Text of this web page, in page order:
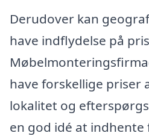
Derudover kan
have indflydelse på
have forskellige priser
lokalitet og
en god idé at indhente